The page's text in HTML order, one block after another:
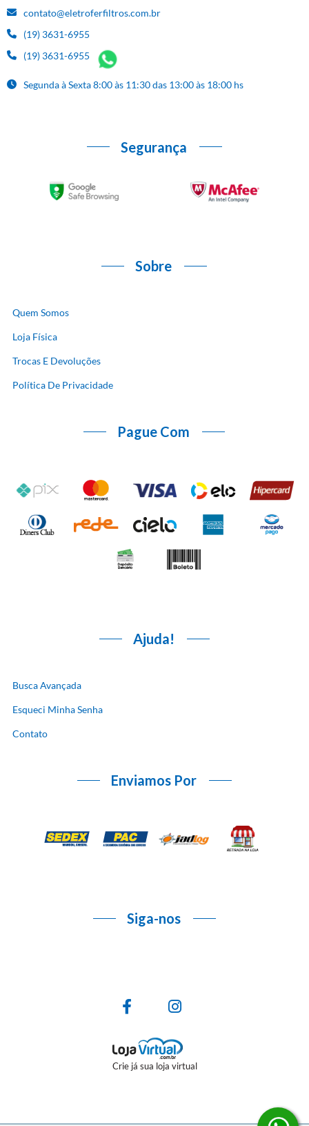
contato@eletroferfiltros.com.br
(19) 3631-6955
(19) 3631-6955
Segunda à Sexta 8:00 às 11:30 das 13:00 às 18:00 hs
Segurança
Sobre
Quem Somos
Loja Física
Trocas E Devoluções
Política De Privacidade
Pague Com
Ajuda!
Busca Avançada
Esqueci Minha Senha
Contato
Enviamos Por
Siga-nos
Crie já sua loja virtual